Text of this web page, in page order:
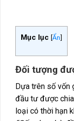
Mục lục [Ẩn]
Đối tượng
Dựa trên số vốn
đầu tư được
loại có thời hạn